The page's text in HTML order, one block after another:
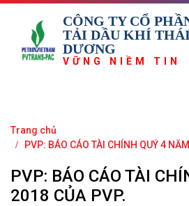
CÔNG TY CỔ
TẢI DẦU KHÍ
DƯƠNG
VỮNG NIỀM TIN
Trang chủ
PVP: BÁO CÁO TÀI CHÍNH QUÝ 4
PVP: BÁO CÁO TÀI
2018 CỦA PVP.